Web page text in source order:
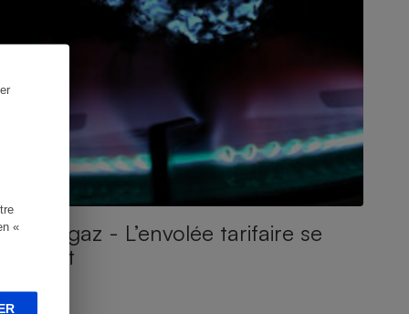
«
du gaz - L’envolée tarifaire se
poursuit